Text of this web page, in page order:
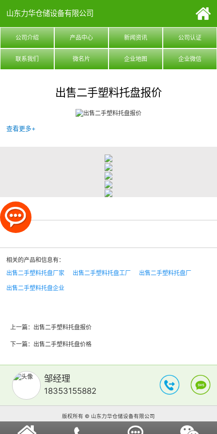
山东力华仓储设备有限公司
公司介绍 产品中心 新闻资讯 公司认证
联系我们 微名片 企业地图 企业微信
出售二手塑料托盘报价
查看更多+
相关的产品和信息有：
出售二手塑料托盘厂家
出售二手塑料托盘工厂 出售二手塑料托盘厂
出售二手塑料托盘企业
上一篇： 出售二手塑料托盘报价
下一篇： 出售二手塑料托盘价格
邹经理
18353155882
版权所有 © 山东力华仓储设备有限公司